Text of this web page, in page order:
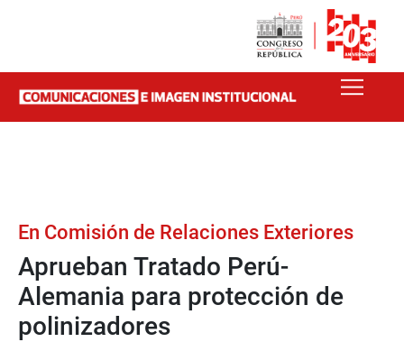
En Comisión de Relaciones Exteriores
Aprueban Tratado Perú-
Alemania para protección de
polinizadores